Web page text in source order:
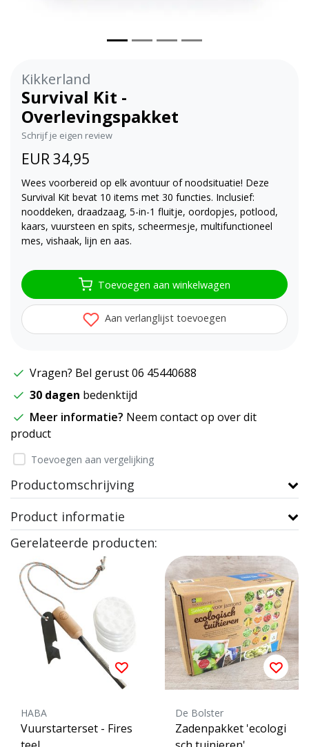
Kikkerland
Survival Kit -
Overlevingspakket
Schrijf je eigen review
EUR 34,95
Wees voorbereid op elk avontuur of noodsituatie! Deze
Survival Kit bevat 10 items met 30 functies. Inclusief:
nooddeken, draadzaag, 5-in-1 fluitje, oordopjes, potlood,
kaars, vuursteen en spits, scheermesje, multifunctioneel
mes, vishaak, lijn en aas.
Toevoegen aan winkelwagen
Aan verlanglijst toevoegen
Vragen? Bel gerust 06 45440688
30 dagen bedenktijd
Meer informatie? Neem contact op over dit
product
Toevoegen aan vergelijking
Productomschrijving
Product informatie
Gerelateerde producten:
HABA
Vuurstarterset - Fires
De Bolster
Zadenpakket 'ecologi